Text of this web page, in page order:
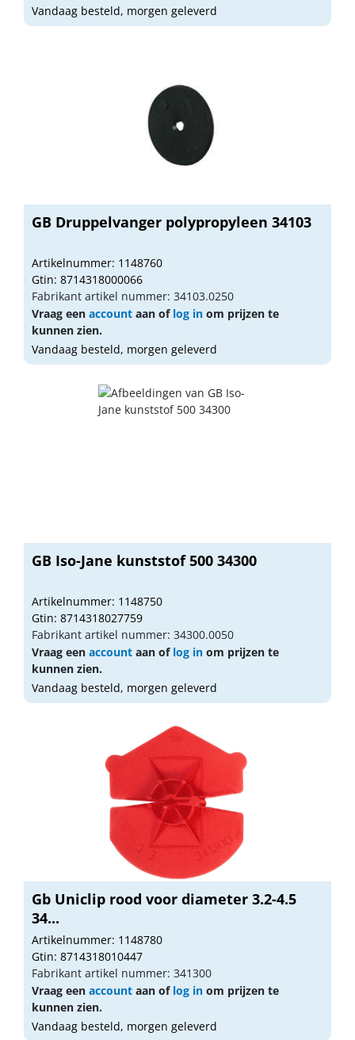
Vandaag besteld, morgen geleverd
GB Druppelvanger polypropyleen 34103
Artikelnummer: 1148760
Gtin: 8714318000066
Fabrikant artikel nummer: 34103.0250
Vraag een account aan of log in om prijzen te
kunnen zien.
Vandaag besteld, morgen geleverd
GB Iso-Jane kunststof 500 34300
Artikelnummer: 1148750
Gtin: 8714318027759
Fabrikant artikel nummer: 34300.0050
Vraag een account aan of log in om prijzen te
kunnen zien.
Vandaag besteld, morgen geleverd
Gb Uniclip rood voor diameter 3.2-4.5
34...
Artikelnummer: 1148780
Gtin: 8714318010447
Fabrikant artikel nummer: 341300
Vraag een account aan of log in om prijzen te
kunnen zien.
Vandaag besteld, morgen geleverd